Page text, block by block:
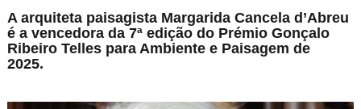
A arquiteta paisagista Margarida Cancela d’Abreu
é a vencedora da 7ª edição do Prémio Gonçalo
Ribeiro Telles para Ambiente e Paisagem de
2025.